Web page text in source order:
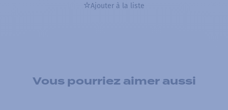
Ajouter à la liste
Vous pourriez aimer aussi